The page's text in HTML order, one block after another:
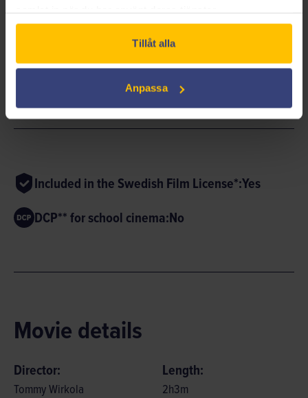
Tillåt alla
Anpassa
Monday inte kommer hem...
ACTION THRILLER
Included in the Swedish Film License*:Yes
DCP** for school cinema:No
Movie details
Director:
Tommy Wirkola
Length:
2h3m